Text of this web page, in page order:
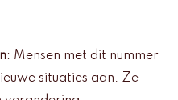
: Mensen met dit nummer
situaties aan. Ze